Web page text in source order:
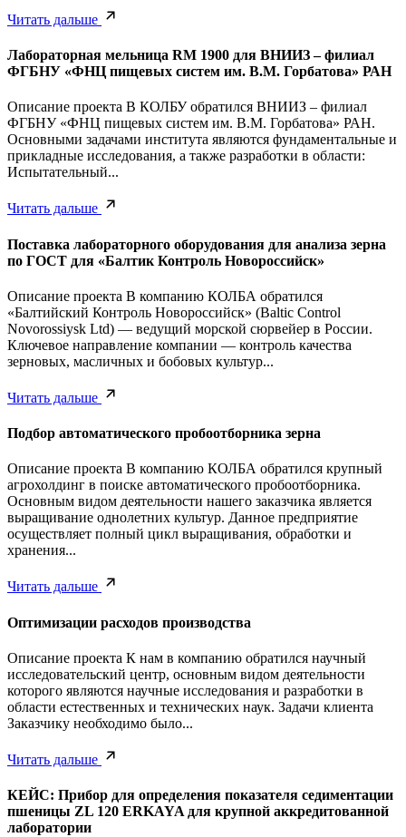
Читать дальше
Лабораторная мельница RM 1900 для ВНИИЗ – филиал
ФГБНУ «ФНЦ пищевых систем им. В.М. Горбатова» РАН
Описание проекта В КОЛБУ обратился ВНИИЗ – филиал
ФГБНУ «ФНЦ пищевых систем им. В.М. Горбатова» РАН.
Основными задачами института являются фундаментальные и
прикладные исследования, а также разработки в области:
Испытательный...
Читать дальше
Поставка лабораторного оборудования для анализа зерна
по ГОСТ для «Балтик Контроль Новороссийск»
Описание проекта В компанию КОЛБА обратился
«Балтийский Контроль Новороссийск» (Baltic Control
Novorossiysk Ltd) — ведущий морской сюрвейер в России.
Ключевое направление компании — контроль качества
зерновых, масличных и бобовых культур...
Читать дальше
Подбор автоматического пробоотборника зерна
Описание проекта В компанию КОЛБА обратился крупный
агрохолдинг в поиске автоматического пробоотборника.
Основным видом деятельности нашего заказчика является
выращивание однолетних культур. Данное предприятие
осуществляет полный цикл выращивания, обработки и
хранения...
Читать дальше
Оптимизации расходов производства
Описание проекта К нам в компанию обратился научный
исследовательский центр, основным видом деятельности
которого являются научные исследования и разработки в
области естественных и технических наук. Задачи клиента
Заказчику необходимо было...
Читать дальше
КЕЙС: Прибор для определения показателя седиментации
пшеницы ZL 120 ERKAYA для крупной аккредитованной
лаборатории